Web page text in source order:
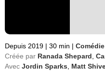
Depuis 2019 | 30 min | Comédie
Créée par Ranada Shepard
Avec Jordin Sparks Matt